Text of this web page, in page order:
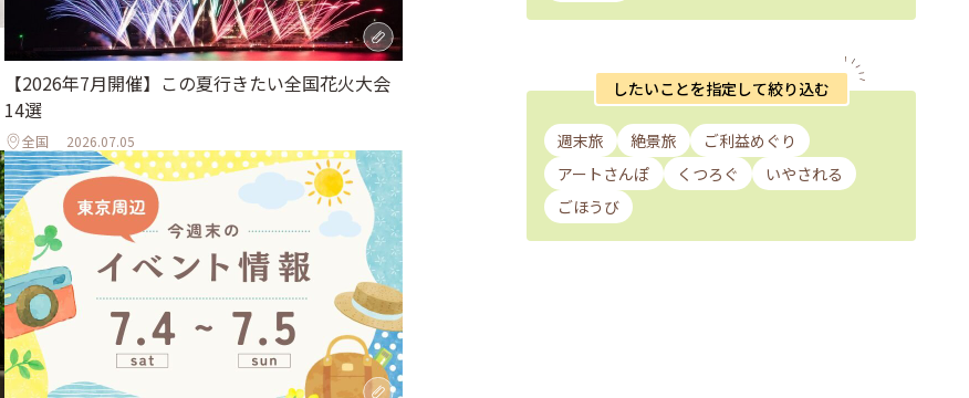
【2026年7月開催】この夏行きたい全国花火大会
14選
全国 2026.07.05
したいことを指定して絞り込む
週末旅 絶景旅
ご利益めぐり
アートさんぽ
くつろぐ
いやされる
ごほうび